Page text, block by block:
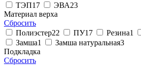
ТЭП17 ЭВА23
Материал верха
Сбросить
Полиэстер22 ПУ17 Резина1
Замша1 Замша натуральная3
Подкладка
Сбросить